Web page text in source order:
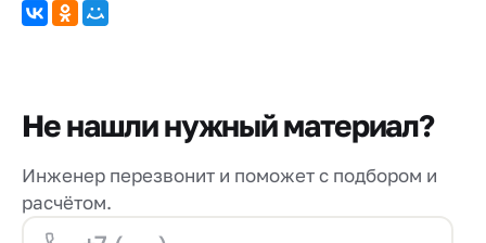
Не нашли нужный материал?
Инженер перезвонит и поможет с подбором и
расчётом.